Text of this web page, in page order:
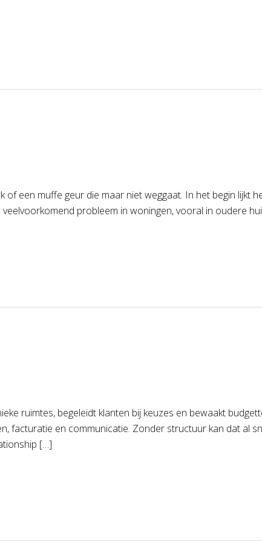
een muffe geur die maar niet weggaat. In het begin lijkt
probleem in woningen, vooral in oudere
ruimtes, begeleidt klanten bij keuzes en bewaakt
en communicatie. Zonder structuur kan dat al
[…]